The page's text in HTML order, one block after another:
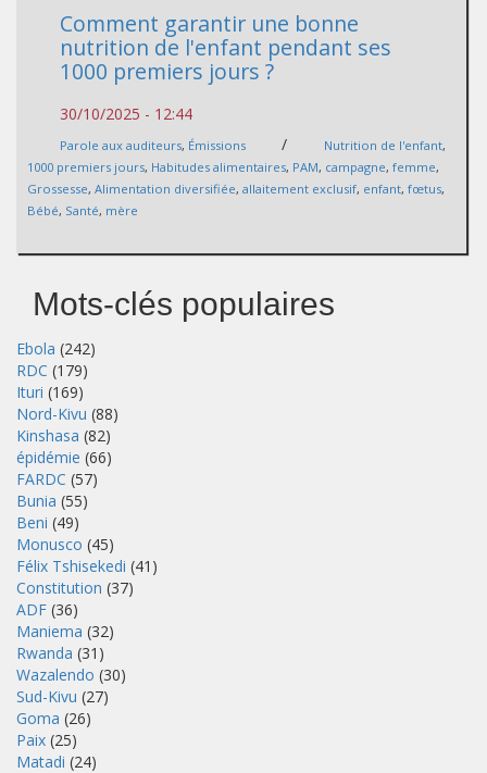
Comment garantir une bonne
nutrition de l'enfant pendant ses
1000 premiers jours ?
30/10/2025 - 12:44
Parole aux auditeurs, Émissions / Nutrition de l'enfant,
1000 premiers jours, Habitudes alimentaires, PAM, campagne, femme,
Grossesse, Alimentation diversifiée, allaitement exclusif, enfant, fœtus,
Bébé, Santé, mère
Mots-clés populaires
Ebola (242)
RDC (179)
Ituri (169)
Nord-Kivu (88)
Kinshasa (82)
épidémie (66)
FARDC (57)
Bunia (55)
Beni (49)
Monusco (45)
Félix Tshisekedi (41)
Constitution (37)
ADF (36)
Maniema (32)
Rwanda (31)
Wazalendo (30)
Sud-Kivu (27)
Goma (26)
Paix (25)
Matadi (24)